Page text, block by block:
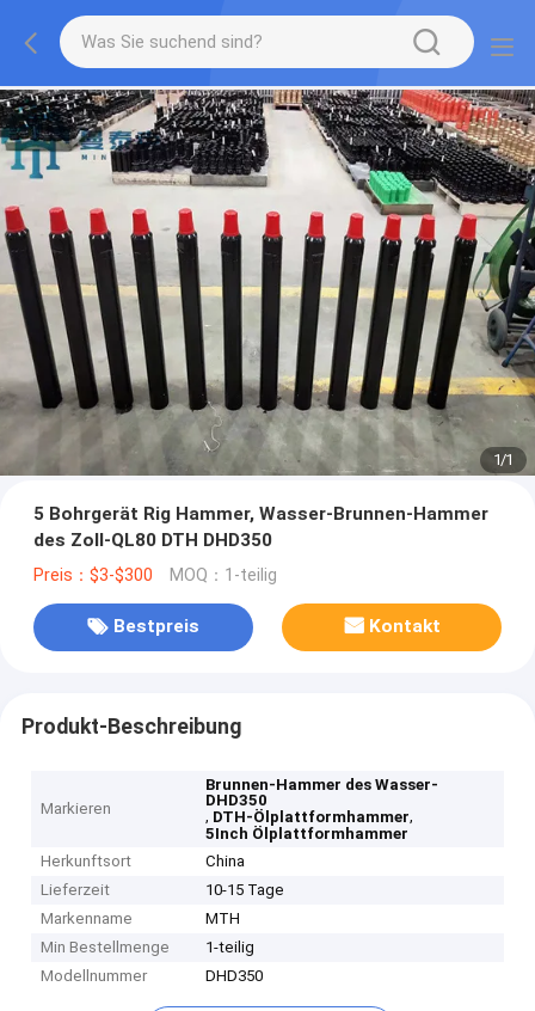
1/1
5 Bohrgerät Rig Hammer, Wasser-Brunnen-Hammer
des Zoll-QL80 DTH DHD350
Preis：$3-$300 MOQ：1-teilig
Bestpreis Kontakt
Produkt-Beschreibung
Markieren
Brunnen-Hammer des Wasser-
DHD350
, DTH-Ölplattformhammer,
5Inch Ölplattformhammer
Herkunftsort
China
Lieferzeit
10-15 Tage
Markenname
MTH
Min Bestellmenge
1-teilig
Modellnummer
DHD350